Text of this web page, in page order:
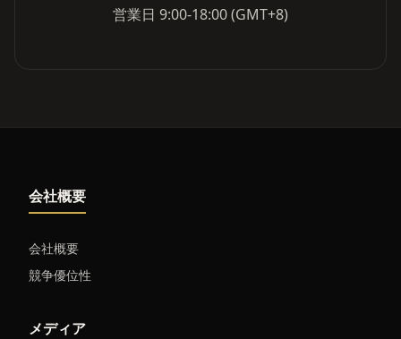
営業日 9:00-18:00 (GMT+8)
会社概要
会社概要
競争優位性
メディア